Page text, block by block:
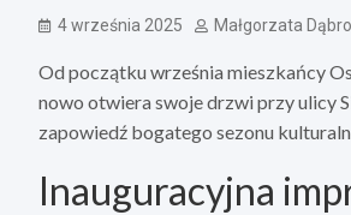
4 września 2025 Małgorzata
Od początku września mieszkańcy
nowo otwiera swoje drzwi przy ulicy
zapowiedź bogatego sezonu
Inauguracyjna